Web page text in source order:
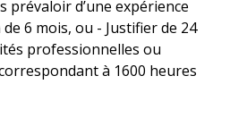
prévaloir d’une expérience
de 6 mois, ou - Justifier de 24
professionnelles ou
à 1600 heures